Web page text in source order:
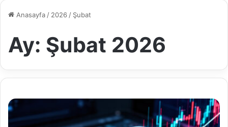
Anasayfa/ 2026/ Şubat
Ay: Şubat 2026